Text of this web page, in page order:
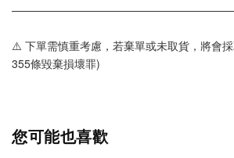
⚠️ 下單需慎重考慮，若棄單或未取貨，將會
355條毀棄損壞罪)
您可能也喜歡